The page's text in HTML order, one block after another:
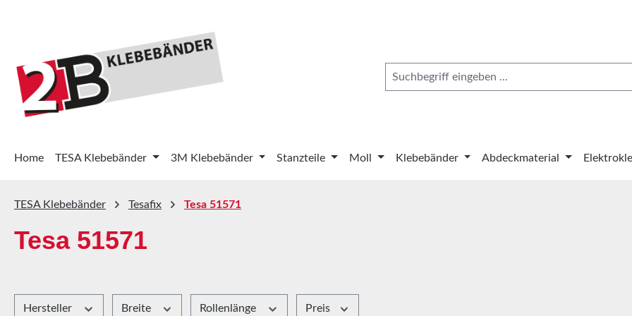
Home TESA Klebebänder 3M Klebebänder Stanzteile Moll Klebebänder Abdeckmaterial
TESA Klebebänder Tesafix Tesa 51571
Tesa 51571
Hersteller Breite Rollenlänge Preis